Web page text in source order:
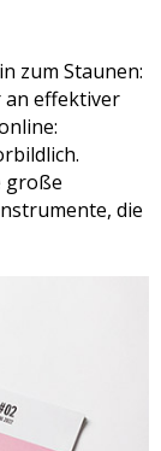
zum Staunen:
an effektiver
große
die